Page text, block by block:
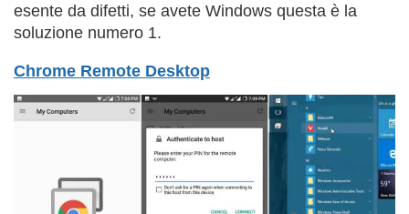
esente da difetti, se avete Windows questa è la
soluzione numero 1.
Chrome Remote Desktop